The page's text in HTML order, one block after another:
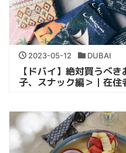
2023-05-12 DUBAI
【ドバイ】絶対買うべ
子、スナック編＞｜在住